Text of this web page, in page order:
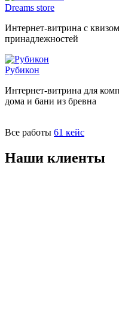
Dreams store
Интернет-витрина с
принадлежностей
Рубикон
Интернет-витрина для
дома и бани из бревна
Все работы 61 кейс
Наши клиенты